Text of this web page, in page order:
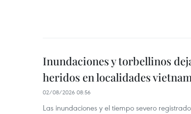
Inundaciones y torbellinos
heridos en localidades
02/08/2026 08:56
Las inundaciones y el tiempo severo